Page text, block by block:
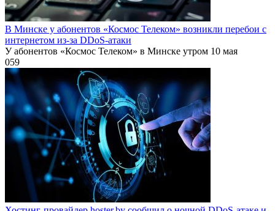
В Минске у абонентов «Космос Телеком» возникли перебои с
интернетом из-за DDoS-атаки
У абонентов «Космос Телеком» в Минске утром 10 мая
059